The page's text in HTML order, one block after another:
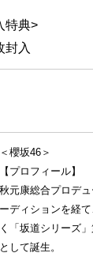
特典>
封入
＜櫻坂46＞
【プロフィール】
秋元康総合プロデ
ーディションを経
く「坂道シリーズ
として誕生。